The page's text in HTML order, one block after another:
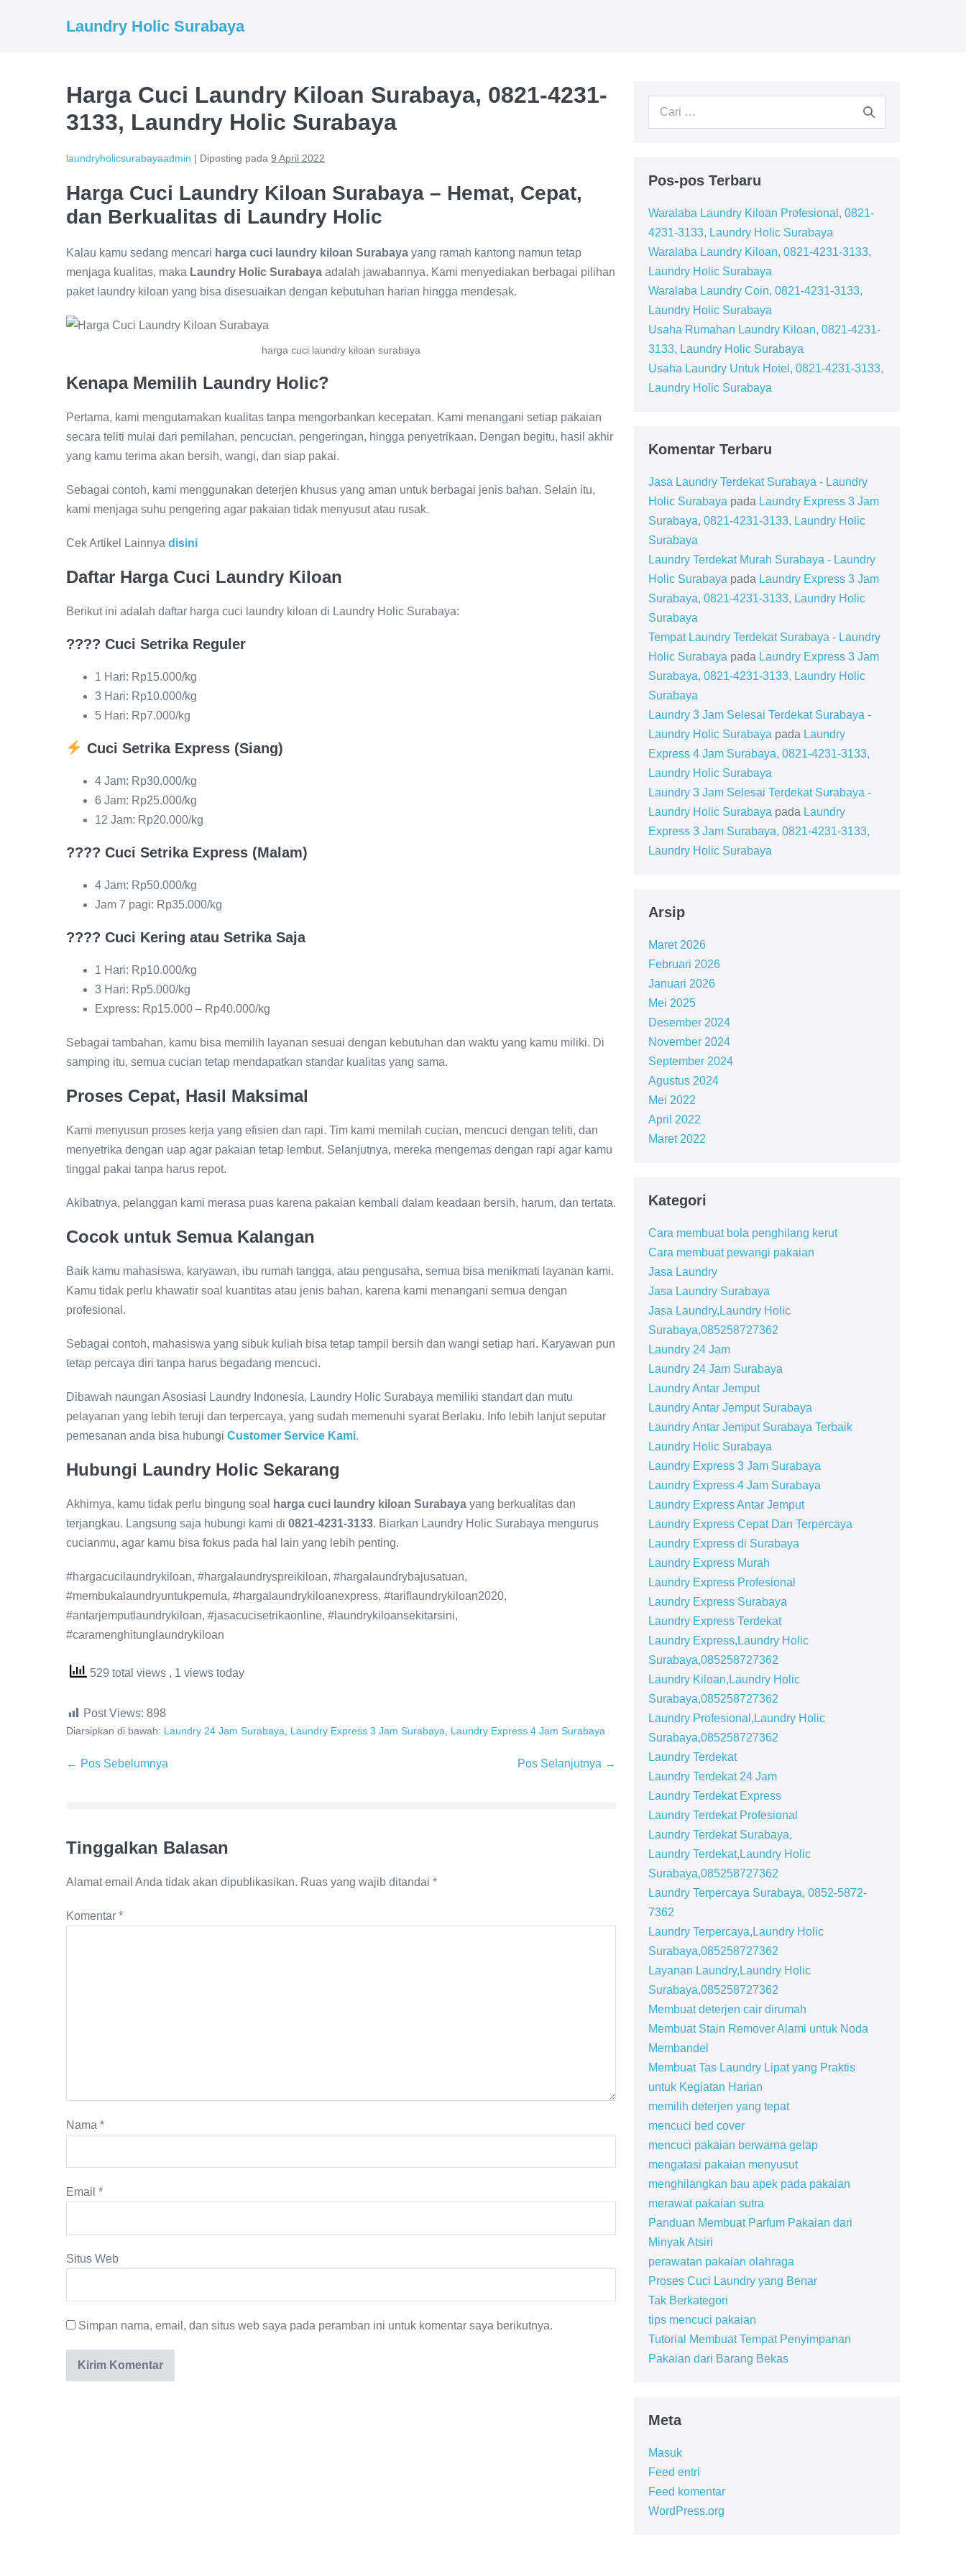
Laundry Holic Surabaya
Harga Cuci Laundry Kiloan Surabaya, 0821-4231-
3133, Laundry Holic Surabaya
laundryholicsurabayaadmin | Diposting pada 9 April 2022
Harga Cuci Laundry Kiloan Surabaya – Hemat, Cepat,
dan Berkualitas di Laundry Holic
Kalau kamu sedang mencari harga cuci laundry kiloan Surabaya yang ramah kantong namun tetap
menjaga kualitas, maka Laundry Holic Surabaya adalah jawabannya. Kami menyediakan berbagai pilihan
paket laundry kiloan yang bisa disesuaikan dengan kebutuhan harian hingga mendesak.
harga cuci laundry kiloan surabaya
Kenapa Memilih Laundry Holic?
Pertama, kami mengutamakan kualitas tanpa mengorbankan kecepatan. Kami menangani setiap pakaian
secara teliti mulai dari pemilahan, pencucian, pengeringan, hingga penyetrikaan. Dengan begitu, hasil akhir
yang kamu terima akan bersih, wangi, dan siap pakai.
Sebagai contoh, kami menggunakan deterjen khusus yang aman untuk berbagai jenis bahan. Selain itu,
kami menjaga suhu pengering agar pakaian tidak menyusut atau rusak.
Cek Artikel Lainnya disini
Daftar Harga Cuci Laundry Kiloan
Berikut ini adalah daftar harga cuci laundry kiloan di Laundry Holic Surabaya:
???? Cuci Setrika Reguler
1 Hari: Rp15.000/kg
3 Hari: Rp10.000/kg
5 Hari: Rp7.000/kg
Cuci Setrika Express (Siang)
4 Jam: Rp30.000/kg
6 Jam: Rp25.000/kg
12 Jam: Rp20.000/kg
???? Cuci Setrika Express (Malam)
4 Jam: Rp50.000/kg
Jam 7 pagi: Rp35.000/kg
???? Cuci Kering atau Setrika Saja
1 Hari: Rp10.000/kg
3 Hari: Rp5.000/kg
Express: Rp15.000 – Rp40.000/kg
Sebagai tambahan, kamu bisa memilih layanan sesuai dengan kebutuhan dan waktu yang kamu miliki. Di
samping itu, semua cucian tetap mendapatkan standar kualitas yang sama.
Proses Cepat, Hasil Maksimal
Kami menyusun proses kerja yang efisien dan rapi. Tim kami memilah cucian, mencuci dengan teliti, dan
menyetrika dengan uap agar pakaian tetap lembut. Selanjutnya, mereka mengemas dengan rapi agar kamu
tinggal pakai tanpa harus repot.
Akibatnya, pelanggan kami merasa puas karena pakaian kembali dalam keadaan bersih, harum, dan tertata.
Cocok untuk Semua Kalangan
Baik kamu mahasiswa, karyawan, ibu rumah tangga, atau pengusaha, semua bisa menikmati layanan kami.
Kamu tidak perlu khawatir soal kuantitas atau jenis bahan, karena kami menangani semua dengan
profesional.
Sebagai contoh, mahasiswa yang sibuk kuliah bisa tetap tampil bersih dan wangi setiap hari. Karyawan pun
tetap percaya diri tanpa harus begadang mencuci.
Dibawah naungan Asosiasi Laundry Indonesia, Laundry Holic Surabaya memiliki standart dan mutu
pelayanan yang lebih teruji dan terpercaya, yang sudah memenuhi syarat Berlaku. Info lebih lanjut seputar
pemesanan anda bisa hubungi Customer Service Kami.
Hubungi Laundry Holic Sekarang
Akhirnya, kamu tidak perlu bingung soal harga cuci laundry kiloan Surabaya yang berkualitas dan
terjangkau. Langsung saja hubungi kami di 0821-4231-3133. Biarkan Laundry Holic Surabaya mengurus
cucianmu, agar kamu bisa fokus pada hal lain yang lebih penting.
#hargacucilaundrykiloan, #hargalaundryspreikiloan, #hargalaundrybajusatuan,
#membukalaundryuntukpemula, #hargalaundrykiloanexpress, #tariflaundrykiloan2020,
#antarjemputlaundrykiloan, #jasacucisetrikaonline, #laundrykiloansekitarsini,
#caramenghitunglaundrykiloan
529 total views , 1 views today
Post Views: 898
Diarsipkan di bawah: Laundry 24 Jam Surabaya Laundry Express 3 Jam Surabaya Laundry Express 4 Jam Surabaya
Navigasi
← Pos Sebelumnya Pos Selanjutnya →
Tinggalkan Balasan
Alamat email Anda tidak akan dipublikasikan. Ruas yang wajib ditandai *
Komentar *
Nama *
Email *
Situs Web
Simpan nama, email, dan situs web saya pada peramban ini untuk komentar saya berikutnya.
Pencarian
Pos-pos Terbaru
Waralaba Laundry Kiloan Profesional, 0821-
4231-3133, Laundry Holic Surabaya
Waralaba Laundry Kiloan, 0821-4231-3133,
Laundry Holic Surabaya
Waralaba Laundry Coin, 0821-4231-3133,
Laundry Holic Surabaya
Usaha Rumahan Laundry Kiloan, 0821-4231-
3133, Laundry Holic Surabaya
Usaha Laundry Untuk Hotel, 0821-4231-3133,
Laundry Holic Surabaya
Komentar Terbaru
Jasa Laundry Terdekat Surabaya - Laundry
Holic Surabaya pada Laundry Express 3 Jam
Surabaya, 0821-4231-3133, Laundry Holic
Surabaya
Laundry Terdekat Murah Surabaya - Laundry
Holic Surabaya pada Laundry Express 3 Jam
Surabaya, 0821-4231-3133, Laundry Holic
Surabaya
Tempat Laundry Terdekat Surabaya - Laundry
Holic Surabaya pada Laundry Express 3 Jam
Surabaya, 0821-4231-3133, Laundry Holic
Surabaya
Laundry 3 Jam Selesai Terdekat Surabaya -
Laundry Holic Surabaya pada Laundry
Express 4 Jam Surabaya, 0821-4231-3133,
Laundry Holic Surabaya
Laundry 3 Jam Selesai Terdekat Surabaya -
Laundry Holic Surabaya pada Laundry
Express 3 Jam Surabaya, 0821-4231-3133,
Laundry Holic Surabaya
Arsip
Maret 2026
Februari 2026
Januari 2026
Mei 2025
Desember 2024
November 2024
September 2024
Agustus 2024
Mei 2022
April 2022
Maret 2022
Kategori
Cara membuat bola penghilang kerut
Cara membuat pewangi pakaian
Jasa Laundry
Jasa Laundry Surabaya
Jasa Laundry,Laundry Holic
Surabaya,085258727362
Laundry 24 Jam
Laundry 24 Jam Surabaya
Laundry Antar Jemput
Laundry Antar Jemput Surabaya
Laundry Antar Jemput Surabaya Terbaik
Laundry Holic Surabaya
Laundry Express 3 Jam Surabaya
Laundry Express 4 Jam Surabaya
Laundry Express Antar Jemput
Laundry Express Cepat Dan Terpercaya
Laundry Express di Surabaya
Laundry Express Murah
Laundry Express Profesional
Laundry Express Surabaya
Laundry Express Terdekat
Laundry Express,Laundry Holic
Surabaya,085258727362
Laundry Kiloan,Laundry Holic
Surabaya,085258727362
Laundry Profesional,Laundry Holic
Surabaya,085258727362
Laundry Terdekat
Laundry Terdekat 24 Jam
Laundry Terdekat Express
Laundry Terdekat Profesional
Laundry Terdekat Surabaya,
Laundry Terdekat,Laundry Holic
Surabaya,085258727362
Laundry Terpercaya Surabaya, 0852-5872-
7362
Laundry Terpercaya,Laundry Holic
Surabaya,085258727362
Layanan Laundry,Laundry Holic
Surabaya,085258727362
Membuat deterjen cair dirumah
Membuat Stain Remover Alami untuk Noda
Membandel
Membuat Tas Laundry Lipat yang Praktis
untuk Kegiatan Harian
memilih deterjen yang tepat
mencuci bed cover
mencuci pakaian berwarna gelap
mengatasi pakaian menyusut
menghilangkan bau apek pada pakaian
merawat pakaian sutra
Panduan Membuat Parfum Pakaian dari
Minyak Atsiri
perawatan pakaian olahraga
Proses Cuci Laundry yang Benar
Tak Berkategori
tips mencuci pakaian
Tutorial Membuat Tempat Penyimpanan
Pakaian dari Barang Bekas
Meta
Masuk
Feed entri
Feed komentar
WordPress.org